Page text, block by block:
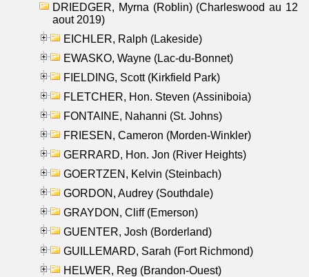
DRIEDGER, Myrna (Roblin) (Charleswood au 12
aout 2019)
EICHLER, Ralph (Lakeside)
EWASKO, Wayne (Lac-du-Bonnet)
FIELDING, Scott (Kirkfield Park)
FLETCHER, Hon. Steven (Assiniboia)
FONTAINE, Nahanni (St. Johns)
FRIESEN, Cameron (Morden-Winkler)
GERRARD, Hon. Jon (River Heights)
GOERTZEN, Kelvin (Steinbach)
GORDON, Audrey (Southdale)
GRAYDON, Cliff (Emerson)
GUENTER, Josh (Borderland)
GUILLEMARD, Sarah (Fort Richmond)
HELWER, Reg (Brandon-Ouest)